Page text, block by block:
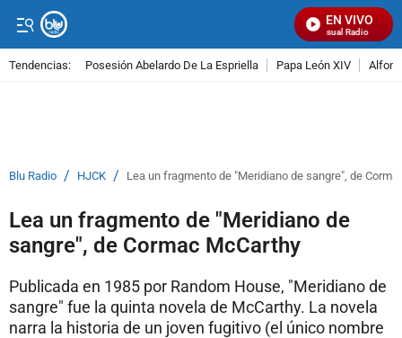
EN VIVO
Señal Visual Radio
Tendencias: Posesión Abelardo De La Espriella Papa León XIV
Blu Radio / HJCK / Lea un fragmento de "Meridiano de sangre", de
Lea un fragmento de "Meridiano de
sangre", de Cormac McCarthy
Publicada en 1985 por Random House, "Meridiano de
sangre" fue la quinta novela de McCarthy. La novela
narra la historia de un joven fugitivo (el único nombre